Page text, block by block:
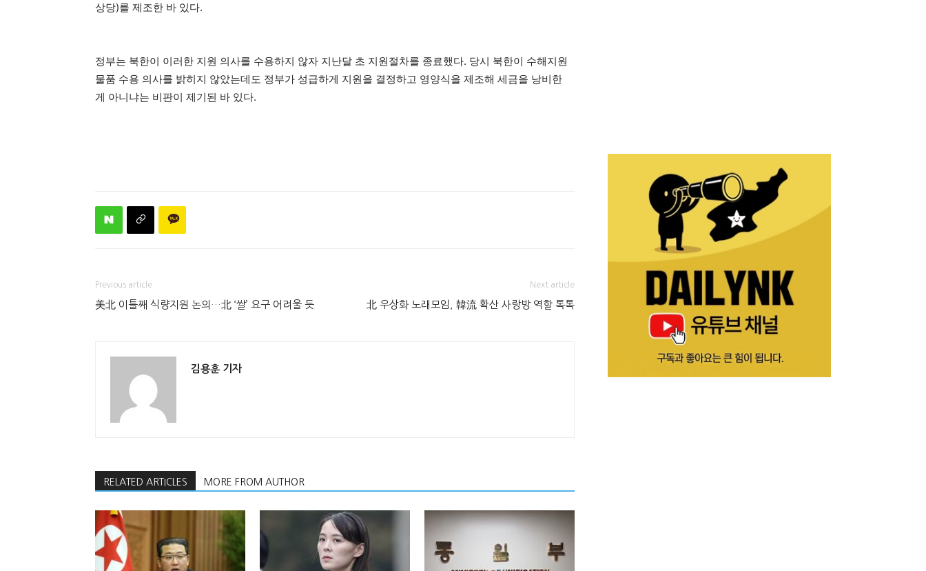
상당)를 제조한 바 있다.
정부는 북한이 이러한 지원 의사를 수용하지 않자 지난달 초 지원절차를 종료했다. 당시 북한이 수해지원
물품 수용 의사를 밝히지 않았는데도 정부가 성급하게 지원을 결정하고 영양식을 제조해 세금을 낭비한
게 아니냐는 비판이 제기된 바 있다.
Previous article
美北 이틀째 식량지원 논의…北 ‘쌀’ 요구 어려울 듯
Next article
北 우상화 노래모임, 韓流 확산 사랑방 역할 톡톡
김용훈 기자
RELATED ARTICLES MORE FROM AUTHOR